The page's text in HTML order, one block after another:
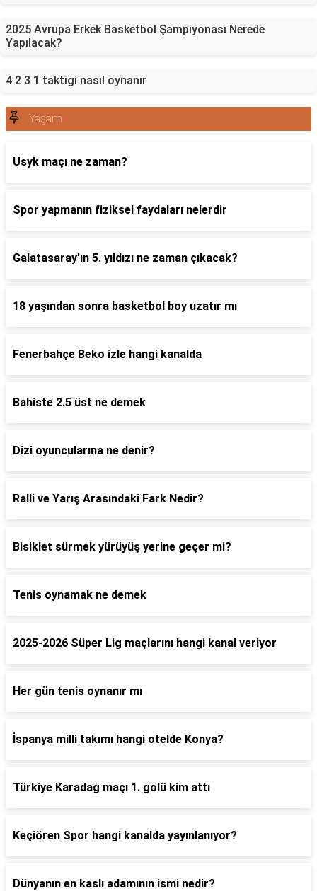
2025 Avrupa Erkek Basketbol Şampiyonası Nerede
Yapılacak?
4 2 3 1 taktiği nasıl oynanır
Yaşam
Usyk maçı ne zaman?
Spor yapmanın fiziksel faydaları nelerdir
Galatasaray'ın 5. yıldızı ne zaman çıkacak?
18 yaşından sonra basketbol boy uzatır mı
Fenerbahçe Beko izle hangi kanalda
Bahiste 2.5 üst ne demek
Dizi oyuncularına ne denir?
Ralli ve Yarış Arasındaki Fark Nedir?
Bisiklet sürmek yürüyüş yerine geçer mi?
Tenis oynamak ne demek
2025-2026 Süper Lig maçlarını hangi kanal veriyor
Her gün tenis oynanır mı
İspanya milli takımı hangi otelde Konya?
Türkiye Karadağ maçı 1. golü kim attı
Keçiören Spor hangi kanalda yayınlanıyor?
Dünyanın en kaslı adamının ismi nedir?